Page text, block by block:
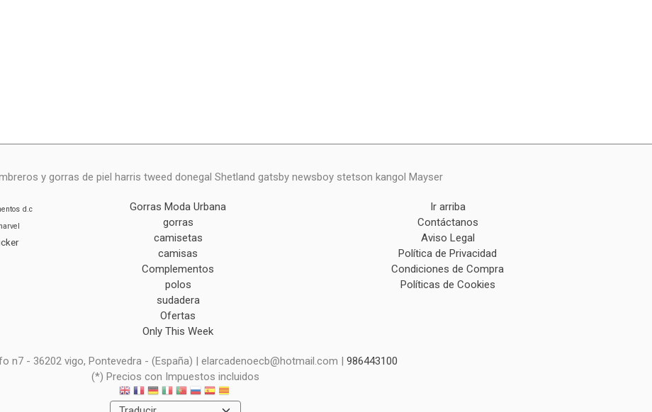
y gorras de piel harris tweed donegal Shetland gatsby newsboy stetson kangol Mayser
d.c
Gorras Moda Urbana
gorras
camisetas
camisas
Complementos
polos
sudadera
Ofertas
Only This Week
Ir arriba
Contáctanos
Aviso Legal
Política de Privacidad
Condiciones de Compra
Políticas de Cookies
n7 - 36202 vigo, Pontevedra - (España) | elarcadenoecb@hotmail.com | 986443100
(*) Precios con Impuestos incluidos